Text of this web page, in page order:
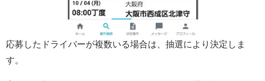
応募したドライバーが複数いる場合は、抽選により決定しま
す。